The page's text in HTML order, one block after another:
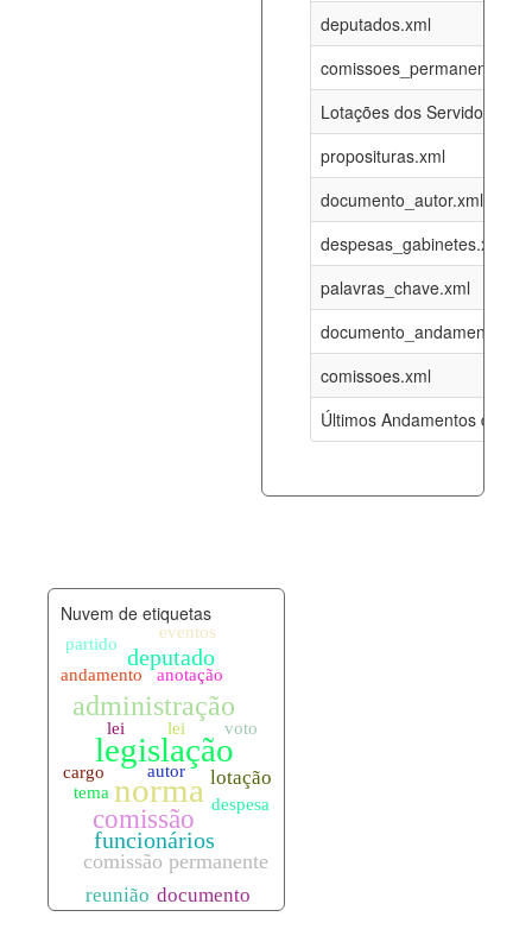
deputados.xml
Lotações dos Servidores
proposituras.xml
documento_autor.xml
despesas_gabinetes.xml
palavras_chave.xml
documento_andamento.xml
comissoes.xml
Últimos Andamentos de
documento_andamento_atual.xml
06-08-
funcionarios_lotacoes.xml
funcionarios_cargos.xml 12-05-
06-08-
documento_andamento.xml 06-08-
palavras_chave.xml 06-08-
legislacao_norma_anotacoes.xml
Nuvem de etiquetas